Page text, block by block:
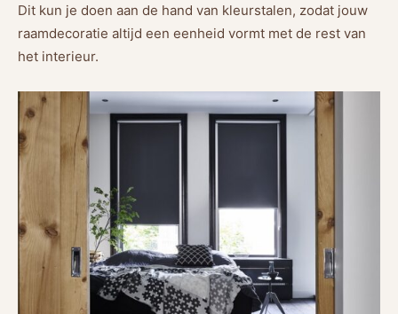
Dit kun je doen aan de hand van kleurstalen, zodat jouw
raamdecoratie altijd een eenheid vormt met de rest van
het interieur.